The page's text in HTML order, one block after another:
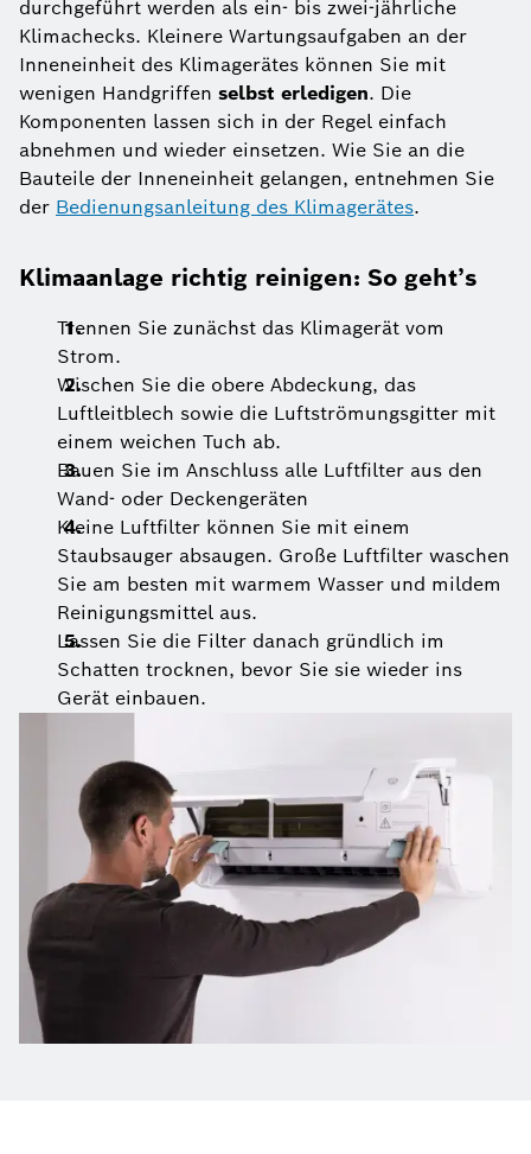
durchgeführt werden als ein- bis zwei-jährliche
Klimachecks. Kleinere Wartungsaufgaben an der
Inneneinheit des Klimagerätes können Sie mit
wenigen Handgriffen selbst erledigen. Die
Komponenten lassen sich in der Regel einfach
abnehmen und wieder einsetzen. Wie Sie an die
Bauteile der Inneneinheit gelangen, entnehmen Sie
der Bedienungsanleitung des Klimagerätes.
Klimaanlage richtig reinigen: So geht’s
Trennen Sie zunächst das Klimagerät vom
Strom.
Wischen Sie die obere Abdeckung, das
Luftleitblech sowie die Luftströmungsgitter mit
einem weichen Tuch ab.
Bauen Sie im Anschluss alle Luftfilter aus den
Wand- oder Deckengeräten
Kleine Luftfilter können Sie mit einem
Staubsauger absaugen. Große Luftfilter waschen
Sie am besten mit warmem Wasser und mildem
Reinigungsmittel aus.
Lassen Sie die Filter danach gründlich im
Schatten trocknen, bevor Sie sie wieder ins
Gerät einbauen.